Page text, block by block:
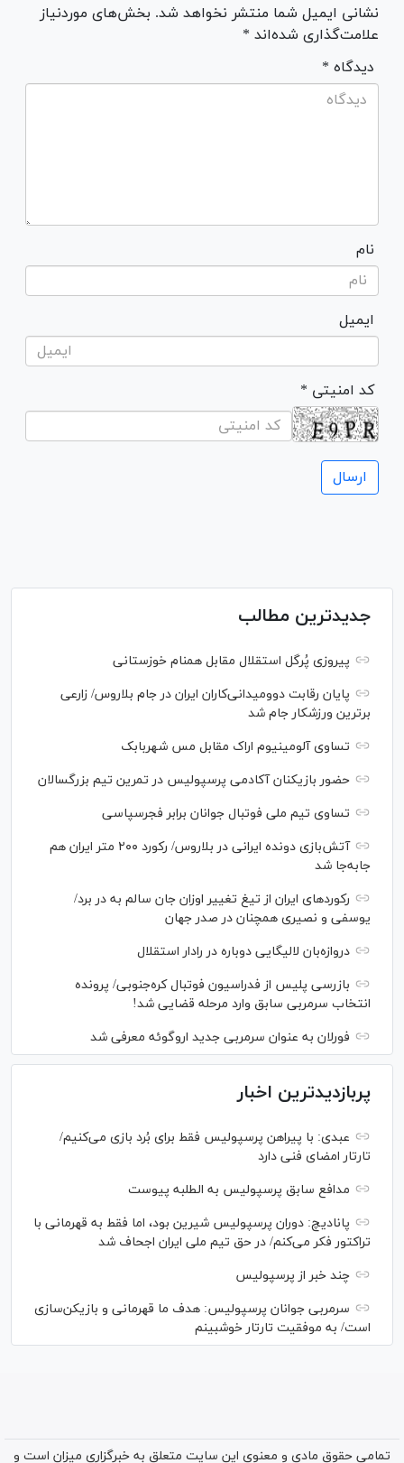
نشانی ایمیل شما منتشر نخواهد شد. بخش‌های موردنیاز
علامت‌گذاری شده‌اند *
* دیدگاه
نام
ایمیل
* کد امنیتی
جدیدترین مطالب
پیروزی پُرگل استقلال مقابل همنام خوزستانی
پایان رقابت دوومیدانی‌کاران ایران در جام بلاروس/ زارعی
برترین ورزشکار جام شد
تساوی آلومینیوم اراک مقابل مس شهربابک
حضور بازیکنان آکادمی پرسپولیس در تمرین تیم بزرگسالان
تساوی تیم ملی فوتبال جوانان برابر فجرسپاسی
آتش‌بازی دونده ایرانی در بلاروس/ رکورد ۲۰۰ متر ایران هم
جابه‌جا شد
رکورد‌های ایران از تیغ تغییر اوزان جان سالم به در برد/
یوسفی و نصیری همچنان در صدر جهان
دروازه‌بان لالیگایی دوباره در رادار استقلال
بازرسی پلیس از فدراسیون فوتبال کره‌جنوبی/ پرونده
انتخاب سرمربی سابق وارد مرحله قضایی شد!
فورلان به عنوان سرمربی جدید اروگوئه معرفی شد
پربازدیدترین اخبار
عبدی: با پیراهن پرسپولیس فقط برای بُرد بازی می‌کنیم/
تارتار امضای فنی دارد
مدافع سابق پرسپولیس به الطلبه پیوست
پانادیچ: دوران پرسپولیس شیرین بود، اما فقط به قهرمانی با
تراکتور فکر می‌کنم/ در حق تیم ملی ایران اجحاف شد
چند خبر از پرسپولیس
سرمربی جوانان پرسپولیس: هدف ما قهرمانی و بازیکن‌سازی
است/ به موفقیت تارتار خوشبینم
تمامی حقوق مادی و معنوی این سایت متعلق به خبرگزاری میزان است و